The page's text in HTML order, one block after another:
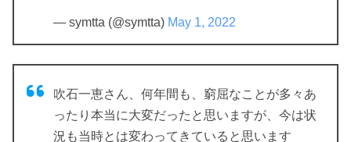
— symtta (@symtta) May 1, 2022
吹石一恵さん、何年間も、窮屈なことが多々あ
ったり本当に大変だったと思いますが、今は状
況も当時とは変わってきていると思います